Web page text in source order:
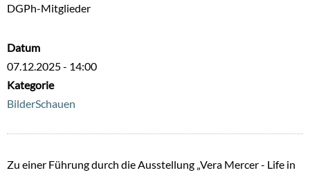
DGPh-Mitglieder
Datum
07.12.2025 - 14:00
Kategorie
BilderSchauen
Zu einer Führung durch die Ausstellung „Vera Mercer - Life in